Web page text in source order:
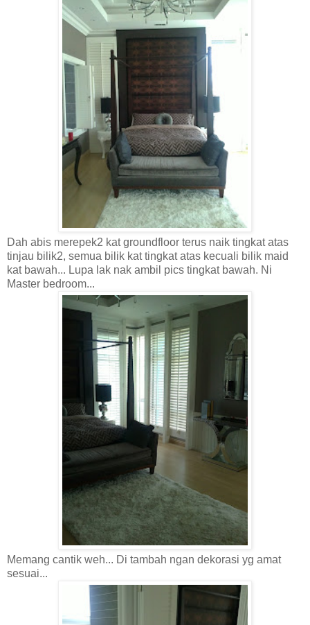
Dah abis merepek2 kat groundfloor terus naik tingkat atas
tinjau bilik2, semua bilik kat tingkat atas kecuali bilik maid
kat bawah... Lupa lak nak ambil pics tingkat bawah. Ni
Master bedroom...
Memang cantik weh... Di tambah ngan dekorasi yg amat
sesuai...